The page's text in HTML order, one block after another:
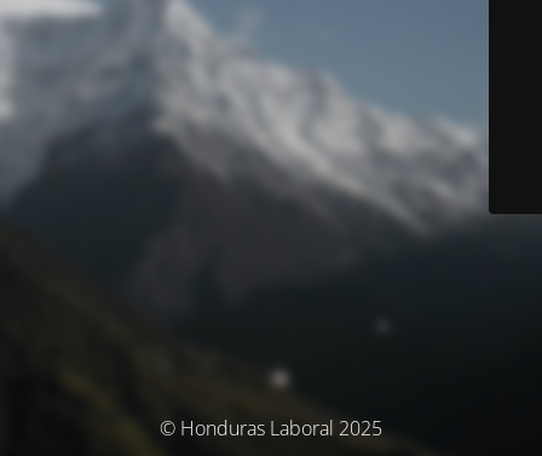
© Honduras Laboral 2025